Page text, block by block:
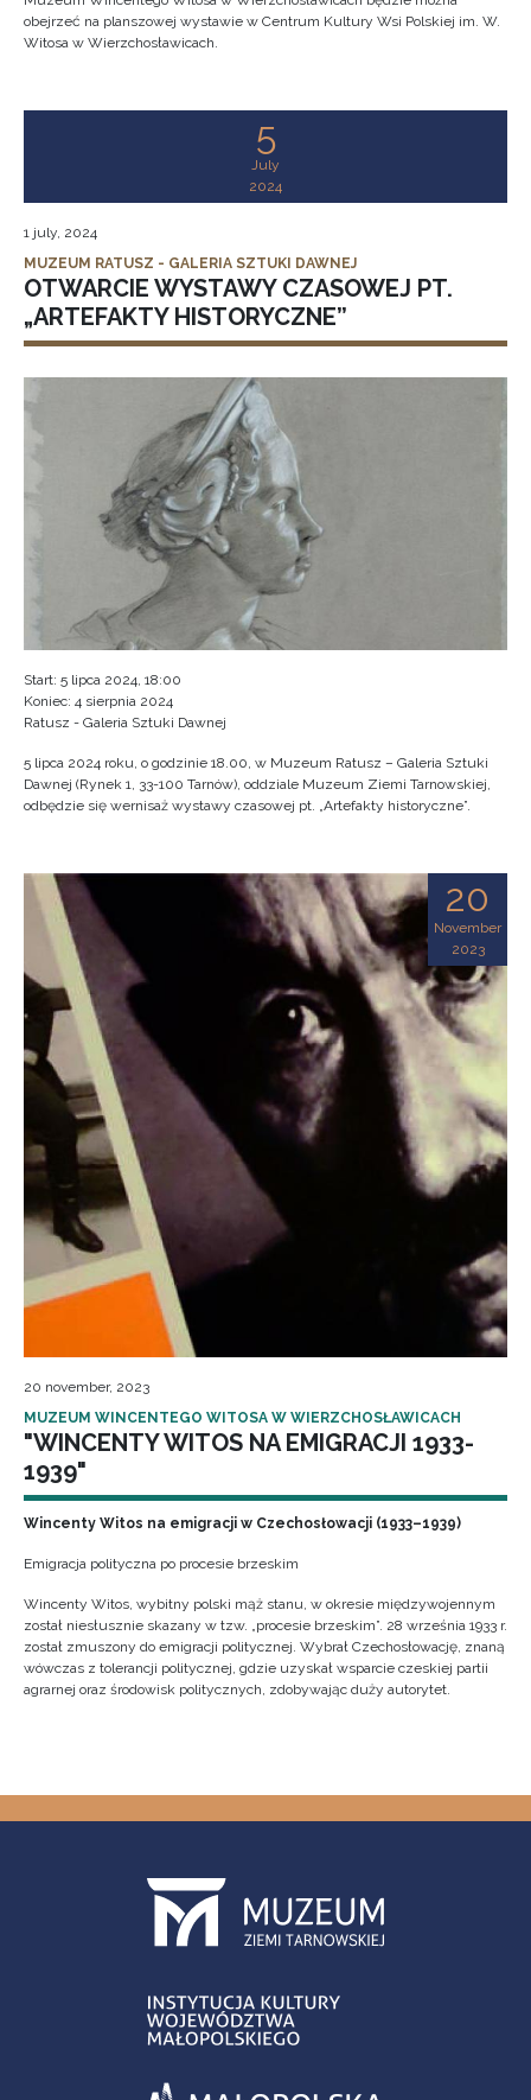
obejrzeć na planszowej wystawie w Centrum Kultury Wsi Polskiej im. W.
Witosa w Wierzchosławicach.
5
July
2024
1 july, 2024
MUZEUM RATUSZ - GALERIA SZTUKI DAWNEJ
OTWARCIE WYSTAWY CZASOWEJ PT.
„ARTEFAKTY HISTORYCZNE”
Start: 5 lipca 2024, 18:00
Koniec: 4 sierpnia 2024
Ratusz - Galeria Sztuki Dawnej
5 lipca 2024 roku, o godzinie 18.00, w Muzeum Ratusz – Galeria Sztuki
Dawnej (Rynek 1, 33-100 Tarnów), oddziale Muzeum Ziemi Tarnowskiej,
odbędzie się wernisaż wystawy czasowej pt. „Artefakty historyczne”.
20
November
2023
20 november, 2023
MUZEUM WINCENTEGO WITOSA W WIERZCHOSŁAWICACH
"WINCENTY WITOS NA EMIGRACJI 1933-
1939"
Wincenty Witos na emigracji w Czechosłowacji (1933–1939)
Emigracja polityczna po procesie brzeskim
Wincenty Witos, wybitny polski mąż stanu, w okresie międzywojennym
został niesłusznie skazany w tzw. „procesie brzeskim”. 28 września 1933 r.
został zmuszony do emigracji politycznej. Wybrał Czechosłowację, znaną
wówczas z tolerancji politycznej, gdzie uzyskał wsparcie czeskiej partii
agrarnej oraz środowisk politycznych, zdobywając duży autorytet.